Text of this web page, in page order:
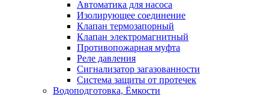
Автоматика для насоса
Изолирующее соединение
Клапан термозапорный
Клапан электромагнитный
Противопожарная муфта
Реле давления
Сигнализатор загазованности
Система защиты от протечек
Водоподготовка, Ёмкости